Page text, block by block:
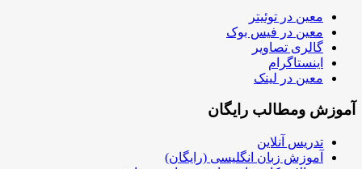
معین در توئیتر
معین در فیس بوک
گالری تصاویر
اینستاگرام
معین در لینک
آموزش ومطالب رایگان
تدریس آنلاین
آموزش زبان انگلیسی (رایگان)